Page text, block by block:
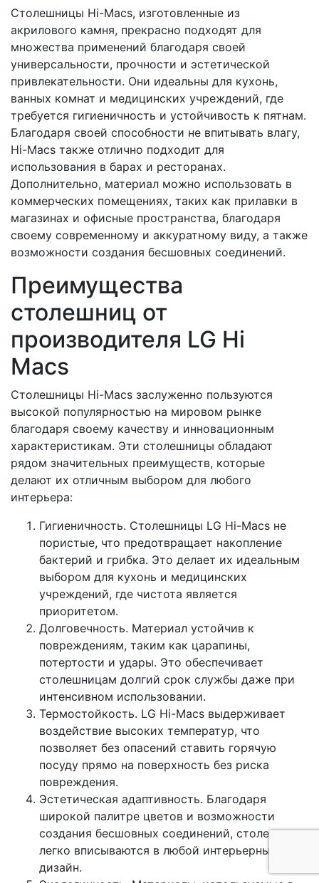
Столешницы Hi-Macs, изготовленные из
акрилового камня, прекрасно подходят для
множества применений благодаря своей
универсальности, прочности и эстетической
привлекательности. Они идеальны для кухонь,
ванных комнат и медицинских учреждений, где
требуется гигиеничность и устойчивость к пятнам.
Благодаря своей способности не впитывать влагу,
Hi-Macs также отлично подходит для
использования в барах и ресторанах.
Дополнительно, материал можно использовать в
коммерческих помещениях, таких как прилавки в
магазинах и офисные пространства, благодаря
своему современному и аккуратному виду, а также
возможности создания бесшовных соединений.
Преимущества
столешниц от
производителя LG Hi
Macs
Столешницы Hi-Macs заслуженно пользуются
высокой популярностью на мировом рынке
благодаря своему качеству и инновационным
характеристикам. Эти столешницы обладают
рядом значительных преимуществ, которые
делают их отличным выбором для любого
интерьера:
Гигиеничность. Столешницы LG Hi-Macs не
пористые, что предотвращает накопление
бактерий и грибка. Это делает их идеальным
выбором для кухонь и медицинских
учреждений, где чистота является
приоритетом.
Долговечность. Материал устойчив к
повреждениям, таким как царапины,
потертости и удары. Это обеспечивает
столешницам долгий срок службы даже при
интенсивном использовании.
Термостойкость. LG Hi-Macs выдерживает
воздействие высоких температур, что
позволяет без опасений ставить горячую
посуду прямо на поверхность без риска
повреждения.
Эстетическая адаптивность. Благодаря
широкой палитре цветов и возможности
создания бесшовных соединений, столешницы
легко вписываются в любой интерьерный
дизайн.